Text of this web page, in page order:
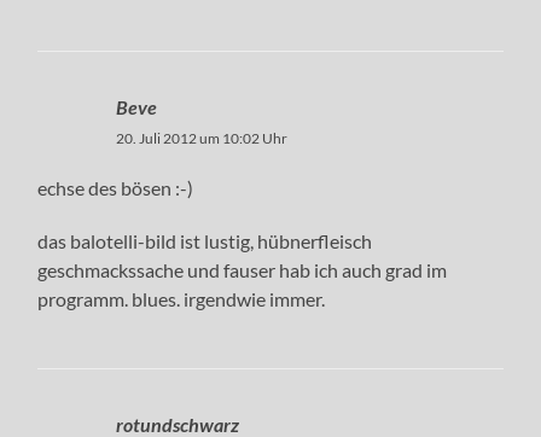
Beve
20. Juli 2012 um 10:02 Uhr
echse des bösen :-)
das balotelli-bild ist lustig, hübnerfleisch
geschmackssache und fauser hab ich auch grad im
programm. blues. irgendwie immer.
rotundschwarz